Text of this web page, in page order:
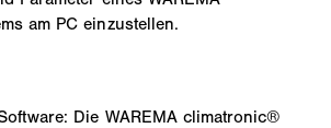
am PC einzustellen.
Die WAREMA climatronic®